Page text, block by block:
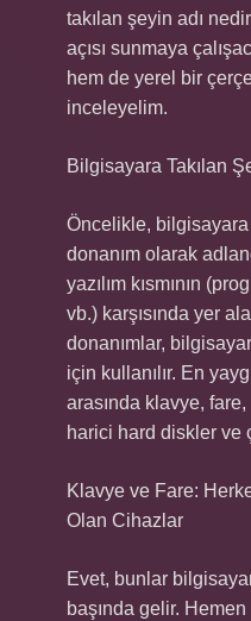
takılan şeyin adı
açısı sunmaya
hem de yerel bir
inceleyelim.
Bilgisayara Takılan
Öncelikle,
donanım olarak
yazılım kısmının
vb.) karşısında yer
donanımlar,
için kullanılır. En
arasında klavye,
harici hard diskler ve
Klavye ve Fare:
Olan Cihazlar
Evet, bunlar
başında gelir.